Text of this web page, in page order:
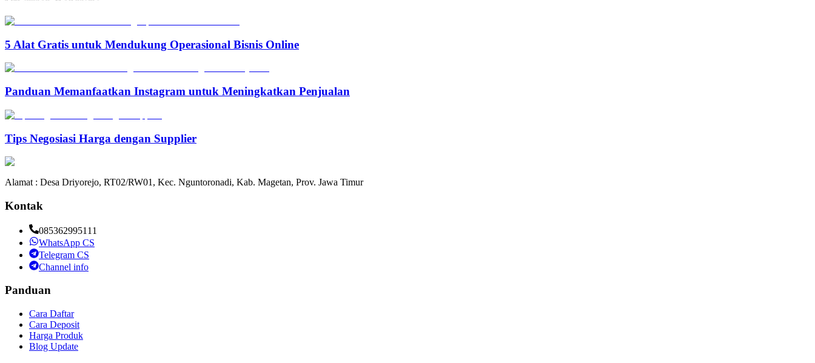
5 Alat Gratis untuk Mendukung Operasional Bisnis Online
Panduan Memanfaatkan Instagram untuk Meningkatkan Penjualan
Tips Negosiasi Harga dengan Supplier
Alamat : Desa Driyorejo, RT02/RW01, Kec. Nguntoronadi, Kab. Magetan, Prov. Jawa Timur
Kontak
085362995111
WhatsApp CS
Telegram CS
Channel info
Panduan
Cara Daftar
Cara Deposit
Harga Produk
Blog Update